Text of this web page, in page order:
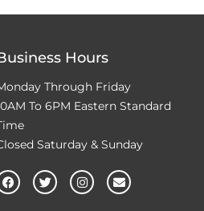
Hours
Through Friday
To 6PM Eastern Standard
Saturday & Sunday